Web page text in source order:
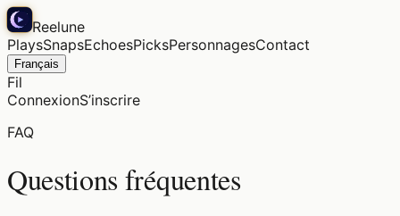
Reelune
PlaysSnapsEchoesPicksPersonnagesContact
Français
Fil
ConnexionS’inscrire
FAQ
Questions fréquentes